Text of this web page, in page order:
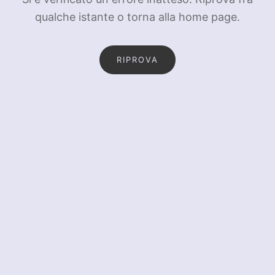
qualche istante o torna alla home page.
RIPROVA